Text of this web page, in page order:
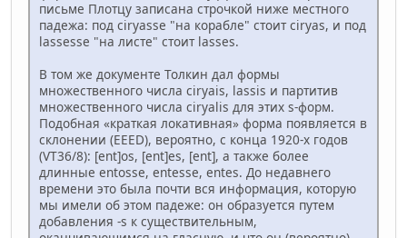
письме Плотцу записана строчкой ниже местного
падежа: под ciryasse "на корабле" стоит ciryas, и под
lassesse "на листе" стоит lasses.
В том же документе Толкин дал формы
множественного числа ciryais, lassis и партитив
множественного числа ciryalis для этих s-форм.
Подобная «краткая локативная» форма появляется в
склонении (EEED), вероятно, с конца 1920-х годов
(VT36/8): [ent]os, [ent]es, [ent], а также более
длинные entosse, entesse, entes. До недавнего
времени это была почти вся информация, которую
мы имели об этом падеже: он образуется путем
добавления -s к существительным,